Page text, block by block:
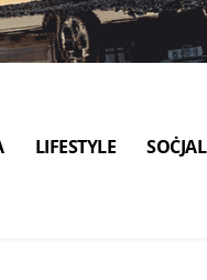
LIFESTYLE SOĊJAL